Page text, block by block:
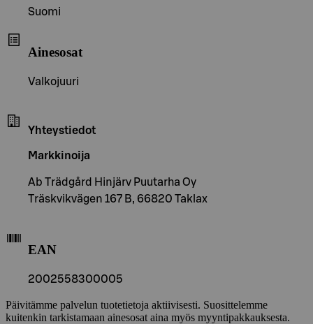
Suomi
Ainesosat
Valkojuuri
Yhteystiedot
Markkinoija
Ab Trädgård Hinjärv Puutarha Oy
Träskvikvägen 167 B, 66820 Taklax
EAN
2002558300005
Päivitämme palvelun tuotetietoja aktiivisesti. Suosittelemme
kuitenkin tarkistamaan ainesosat aina myös myyntipakkauksesta.